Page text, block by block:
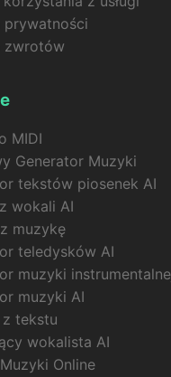
prywatności
zwrotów
MIDI
Generator Muzyki
tekstów piosenek AI
wokali AI
muzykę
teledysków AI
muzyki
muzyki AI
tekstu
wokalista AI
Online